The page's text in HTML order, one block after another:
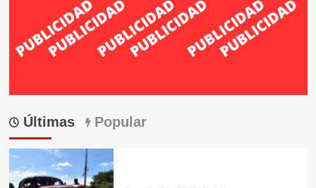
Últimas Popular